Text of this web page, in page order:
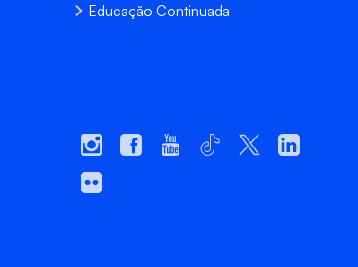
Educação Continuada